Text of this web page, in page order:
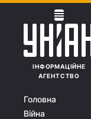
ІНФОРМАЦІЙНЕ
АГЕНТСТВО
Головна
Війна